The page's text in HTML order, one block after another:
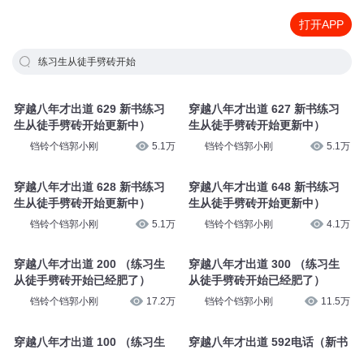
打开APP
练习生从徒手劈砖开始
穿越八年才出道 629 新书练习
生从徒手劈砖开始更新中）
铛铃个铛郭小刚 5.1万
穿越八年才出道 628 新书练习
生从徒手劈砖开始更新中）
铛铃个铛郭小刚 5.1万
穿越八年才出道 200 （练习生
从徒手劈砖开始已经肥了）
铛铃个铛郭小刚 17.2万
穿越八年才出道 100 （练习生
穿越八年才出道 627 新书练习
生从徒手劈砖开始更新中）
铛铃个铛郭小刚 5.1万
穿越八年才出道 648 新书练习
生从徒手劈砖开始更新中）
铛铃个铛郭小刚 4.1万
穿越八年才出道 300 （练习生
从徒手劈砖开始已经肥了）
铛铃个铛郭小刚 11.5万
穿越八年才出道 592电话（新书